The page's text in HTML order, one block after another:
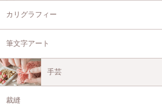
カリグラフィー
筆文字アート
手芸
裁縫